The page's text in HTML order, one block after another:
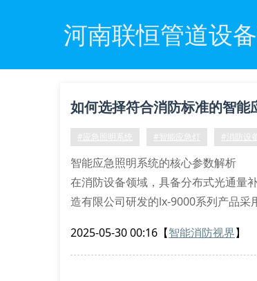
河南联恒管道设
如何选择符合消防标准的智能
#应急照明系统 #智能应急灯 #消防设
智能应急照明系统的核心参数解析
在消防设备领域，具备分布式光通量
造有限公司研发的lx-9000系列产品
消防应急设备的材料科学突破
新乡消防应急灯的壳体采用硼硅酸盐
2025-05-30 00:16 【智能消防视界】